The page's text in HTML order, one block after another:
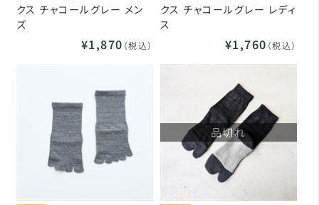
クス チャコールグレー メン
ズ
¥1,870 （税込）
クス チャコールグレー レディ
ス
¥1,760 （税込）
品切れ